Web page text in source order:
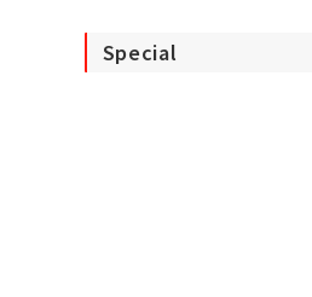
Special